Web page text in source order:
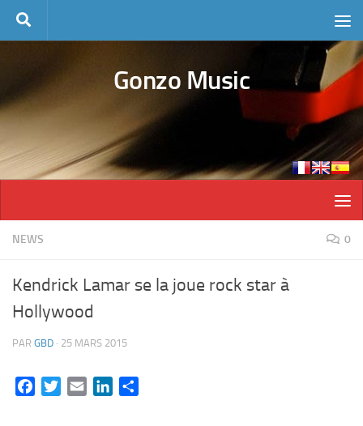
Skip to content
Gonzo Music
NEWS 0
Kendrick Lamar se la joue rock star à
Hollywood
PAR GBD · 25 MARS 2015
FacebookTwitterEmail LinkedIn